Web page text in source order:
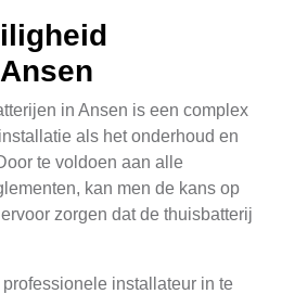
in Ansen is een complex
als het onderhoud en
te voldoen aan alle
kan men de kans op
zorgen dat de thuisbatterij
installateur in te